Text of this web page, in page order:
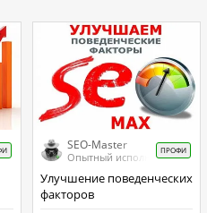
SEO-Master
Опытный исполнитель
ПРОФИ
Улучшение поведенческих
факторов